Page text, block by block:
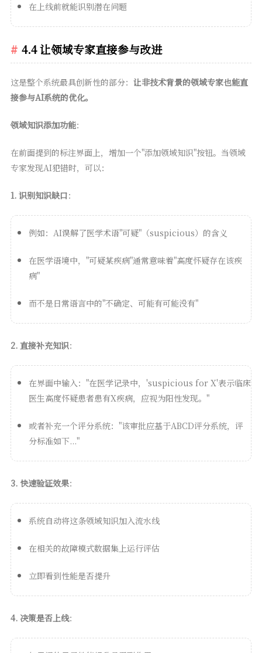
在上线前就能识别潜在问题
4.4 让领域专家直接参与改进
这是整个系统最具创新性的部分： 让非技术背景的领域专家也能直
接参与AI系统的优化。
领域知识添加功能：
在前面提到的标注界面上，增加一个"添加领域知识"按钮。当领域
专家发现AI犯错时，可以：
1. 识别知识缺口：
例如：AI误解了医学术语"可疑"（suspicious）的含义
在医学语境中，"可疑某疾病"通常意味着"高度怀疑存在该疾
病"
而不是日常语言中的"不确定、可能有可能没有"
2. 直接补充知识：
在界面中输入："在医学记录中，'suspicious for X'表示临床
医生高度怀疑患者患有X疾病，应视为阳性发现。"
或者补充一个评分系统："该审批应基于ABCD评分系统，评
分标准如下..."
3. 快速验证效果：
系统自动将这条领域知识加入流水线
在相关的故障模式数据集上运行评估
立即看到性能是否提升
4. 决策是否上线：